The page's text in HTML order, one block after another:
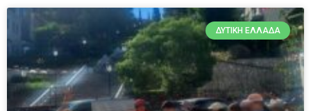
ΔΥΤΙΚΉ ΕΛΛΆΔΑ